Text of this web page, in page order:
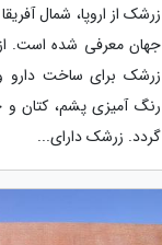
زرشک از اروپا، شمال
جهان معرفی شده است.
زرشک برای ساخت دارو
رنگ آمیزی پشم، کتان و
گردد. زرشک دارای...